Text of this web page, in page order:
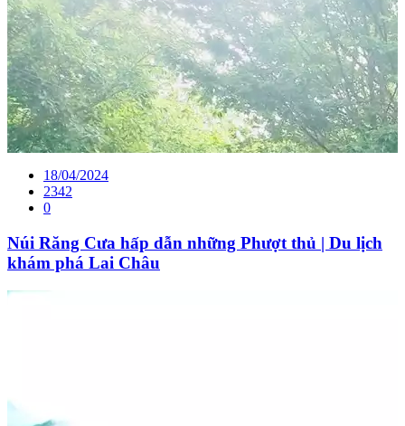
18/04/2024
2342
0
Núi Răng Cưa hấp dẫn những Phượt thủ | Du lịch
khám phá Lai Châu